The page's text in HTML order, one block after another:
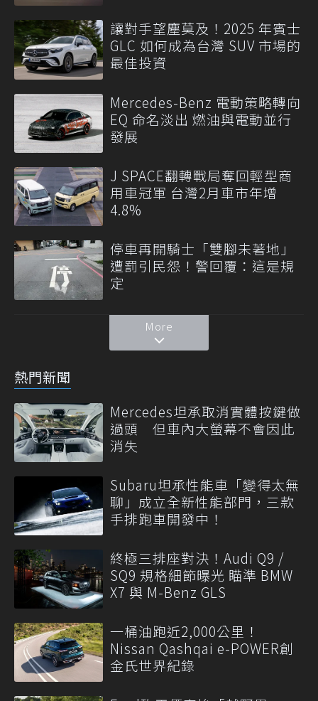
讓對手望塵莫及！2025 年賓士
GLC 如何成為台灣 SUV 市場的
最佳投資
Mercedes-Benz 電動策略轉向
EQ 命名淡出 燃油與電動並行
發展
J SPACE翻轉戰局奪回輕型商
用車冠軍 台灣2月車市年增
4.8%
停車再開騎士「雙腳未著地」
遭罰引民怨！警回覆：這是規
定
More
熱門新聞
Mercedes坦承取消實體按鍵做
過頭 但車內大螢幕不會因此
消失
Subaru坦承性能車「變得太無
聊」成立全新性能部門，三款
手排跑車開發中！
終極三排座對決！Audi Q9 /
SQ9 規格細節曝光 瞄準 BMW
X7 與 M-Benz GLS
一桶油跑近2,000公里！
Nissan Qashqai e-POWER創
金氏世界紀錄